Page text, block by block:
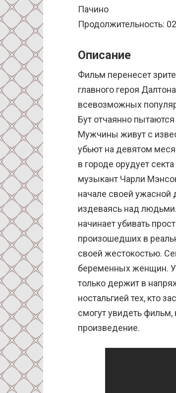
Пачино
Продолжительность:
Описание
Фильм перенесет
главного героя
всевозможных
Бут отчаянно
Мужчины живут с
убьют на девятом
в городе орудует
музыкант Чарли
начале своей ужасной
издеваясь над
начинает убивать
произошедших в
своей жестокостью.
беременных женщин.
только держит в
ностальгией тех, кто
смогут увидеть
произведение.